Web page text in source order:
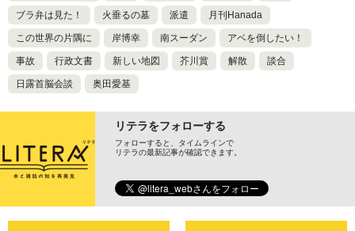
ブラ弁は見た！ 火垂るの墓 派遣 月刊Hanada
この世界の片隅に 岸博幸 南スーダン アベを倒したい！
事故 行政文書 新しい地図 芥川賞 解散 談合
日露首脳会談 奥田愛基
リテラをフォローする
フォローすると、タイムラインで
リテラの最新記事が確認できます。